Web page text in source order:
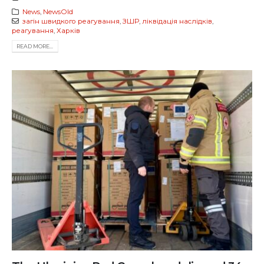
News, NewsOld
загін швидкого реагування, ЗШР, ліквідація наслідків,
реагування, Харків
READ MORE...